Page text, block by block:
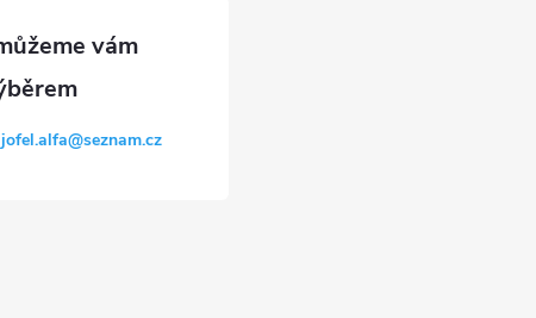
jofel.alfa@seznam.cz